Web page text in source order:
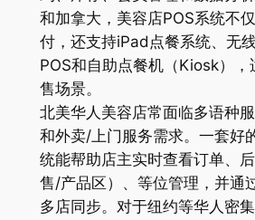
和加拿大，美容店POS系统不
付，还支持iPad点餐系统、无
POS和自助点餐机（Kiosk），
售场景。
北美华人美容店常面临多语种
和外卖/上门服务需求。一套好
统能帮助店主实时查看订单、
售/产品区）、等位管理，并通
多店同步。对于纽约等华人密